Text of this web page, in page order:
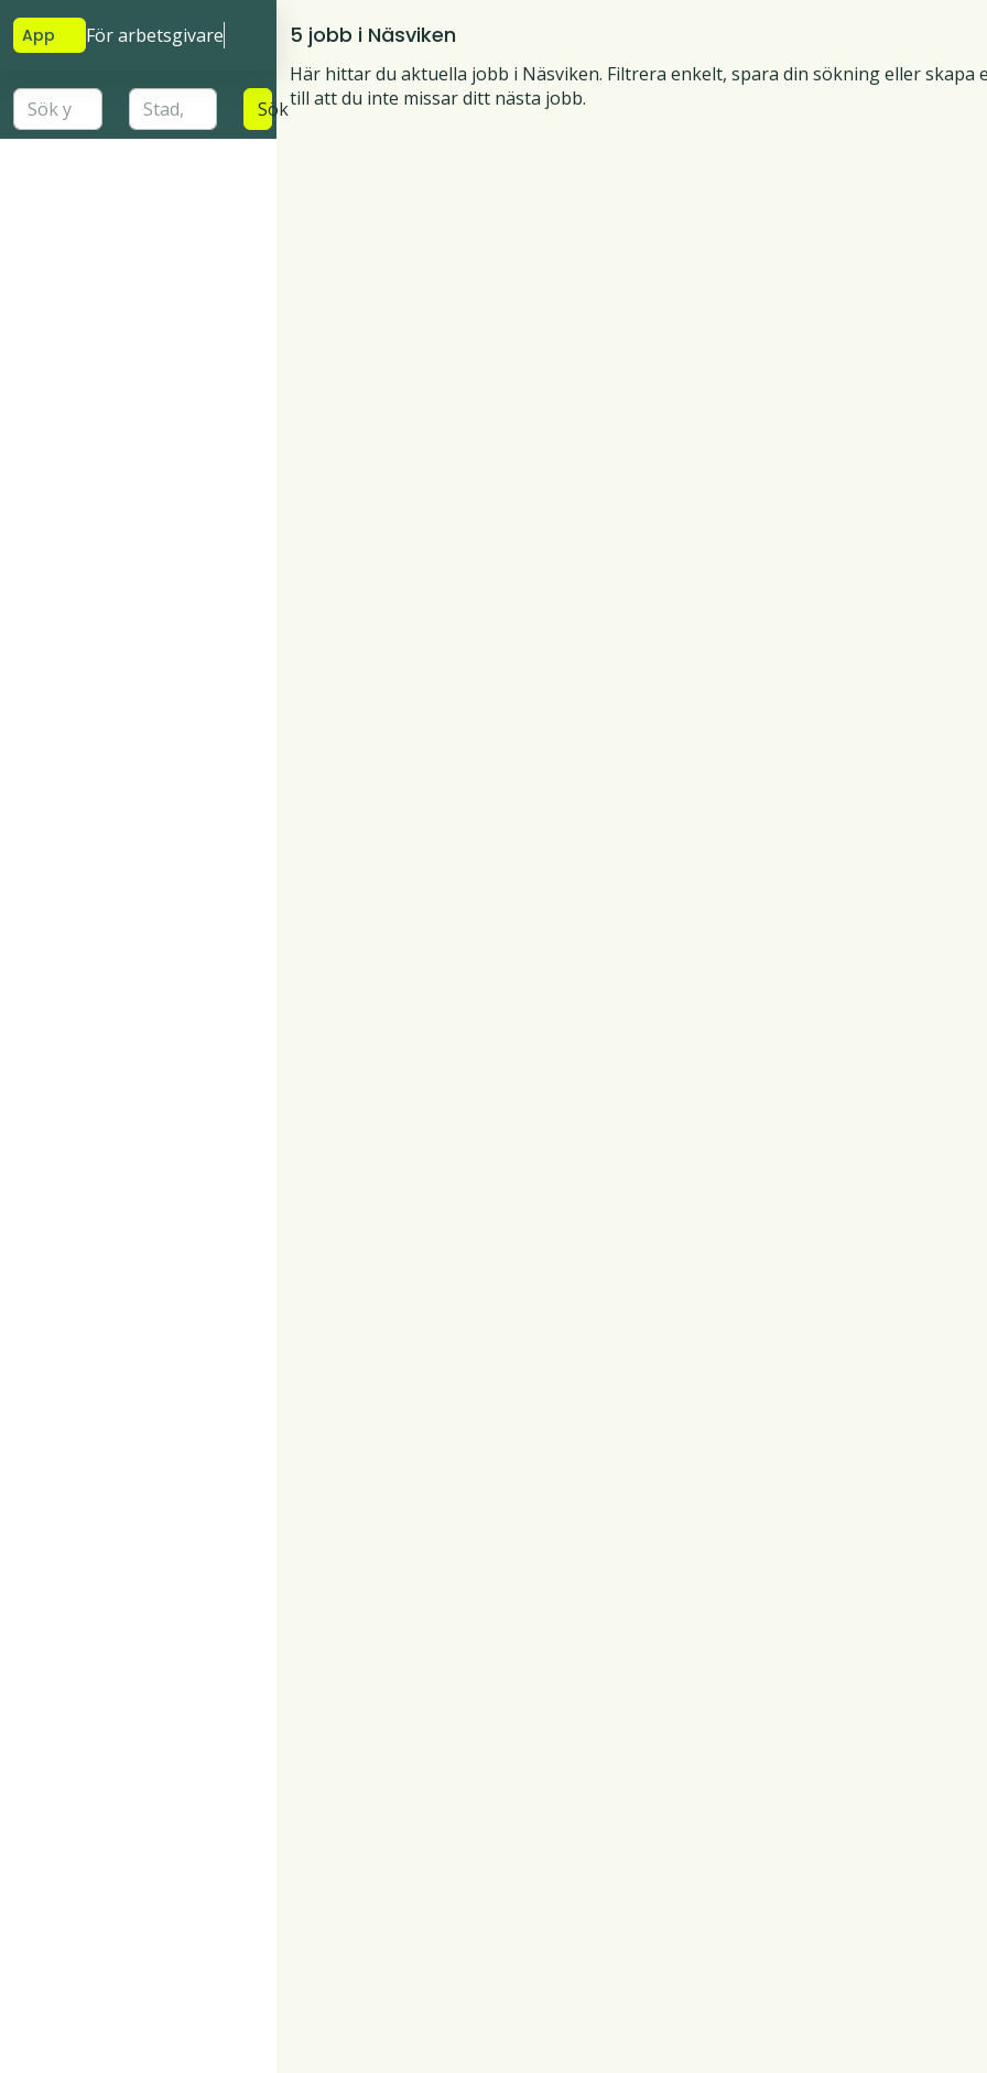
App För arbetsgivare
Sök
5 jobb i Näsviken
Här hittar du aktuella jobb i Näsviken. Filtrera enkelt, spara din sökning eller skapa
till att du inte missar ditt nästa jobb.